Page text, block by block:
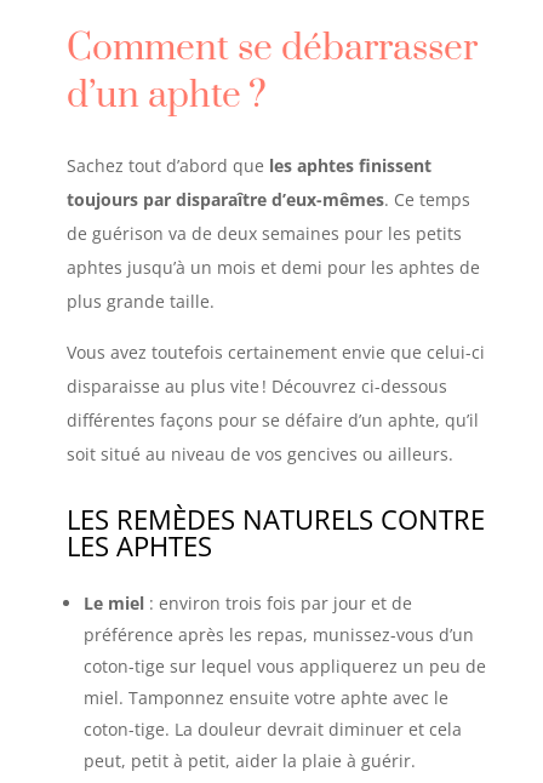
Comment se débarrasser
d’un aphte ?
Sachez tout d’abord que les aphtes finissent
toujours par disparaître d’eux-mêmes. Ce temps
de guérison va de deux semaines pour les petits
aphtes jusqu’à un mois et demi pour les aphtes de
plus grande taille.
Vous avez toutefois certainement envie que celui-ci
disparaisse au plus vite ! Découvrez ci-dessous
différentes façons pour se défaire d’un aphte, qu’il
soit situé au niveau de vos gencives ou ailleurs.
LES REMÈDES NATURELS CONTRE
LES APHTES
Le miel : environ trois fois par jour et de
préférence après les repas, munissez-vous d’un
coton-tige sur lequel vous appliquerez un peu de
miel. Tamponnez ensuite votre aphte avec le
coton-tige. La douleur devrait diminuer et cela
peut, petit à petit, aider la plaie à guérir.